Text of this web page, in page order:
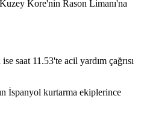
Kore'nin Rason Limanı'na
saat 11.53'te acil yardım çağrısı
İspanyol kurtarma ekiplerince